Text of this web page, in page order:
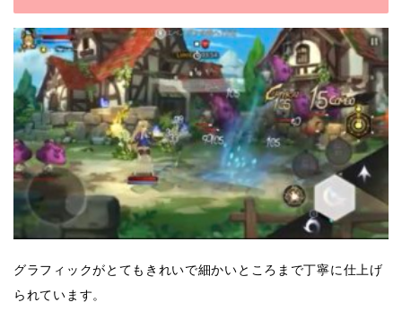
グラフィックがとてもきれいで細かいところまで丁寧に仕上げ
られています。